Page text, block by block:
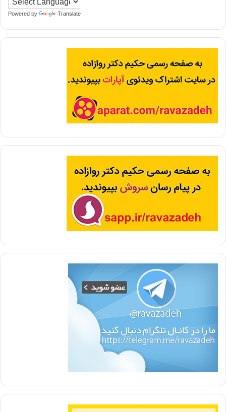
Powered by Translate